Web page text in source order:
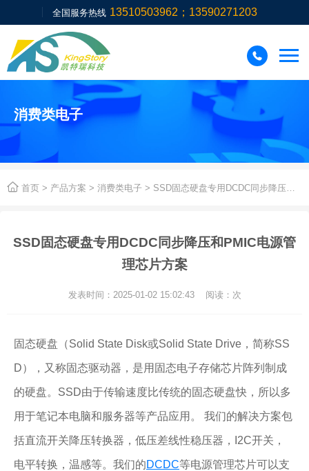
全国服务热线 13510503962；13590271203

消费类电子
 首页 > 产品方案 > 消费类电子 > SSD固态硬盘专用DCDC同步降压和PMIC电源管理芯片方案
SSD固态硬盘专用DCDC同步降压和PMIC电源管
理芯片方案
发表时间：2025-01-02 15:02:43 阅读： 次
固态硬盘（Solid State Disk或Solid State Drive，简称SS
D），又称固态驱动器，是用固态电子存储芯片阵列制成
的硬盘。SSD由于传输速度比传统的固态硬盘快，所以多
用于笔记本电脑和服务器等产品应用。 我们的解决方案包
括直流开关降压转换器，低压差线性稳压器，I2C开关，
电平转换，温感等。我们的DCDC等电源管理芯片可以支